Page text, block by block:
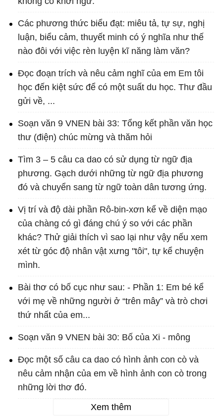
Các phương thức biểu đạt: miêu tả, tự sự, nghị
luận, biểu cảm, thuyết minh có ý nghĩa như thế
nào đôi với việc rèn luyện kĩ năng làm văn?
Đọc đoạn trích và nêu cảm nghĩ của em Em tôi
học đến kiệt sức để có một suất du học. Thư đầu
gửi về, ...
Soạn văn 9 VNEN bài 33: Tổng kết phần văn học
thư (điện) chúc mừng và thăm hỏi
Tìm 3 – 5 câu ca dao có sử dụng từ ngữ địa
phương. Gạch dưới những từ ngữ địa phương
đó và chuyển sang từ ngữ toàn dân tương ứng.
Vị trí và độ dài phần Rô-bin-xơn kể về diện mạo
của chàng có gì đáng chú ý so với các phần
khác? Thử giải thích vì sao lại như vậy nếu xem
xét từ góc độ nhân vật xưng "tôi", tự kể chuyện
mình.
Bài thơ có bố cục như sau: - Phần 1: Em bé kể
với mẹ về những người ở “trên mây” và trò chơi
thứ nhất của em...
Soạn văn 9 VNEN bài 30: Bố của Xi - mông
Đọc một số câu ca dao có hình ảnh con cò và
nêu cảm nhận của em về hình ảnh con cò trong
những lời thơ đó.
Xem thêm